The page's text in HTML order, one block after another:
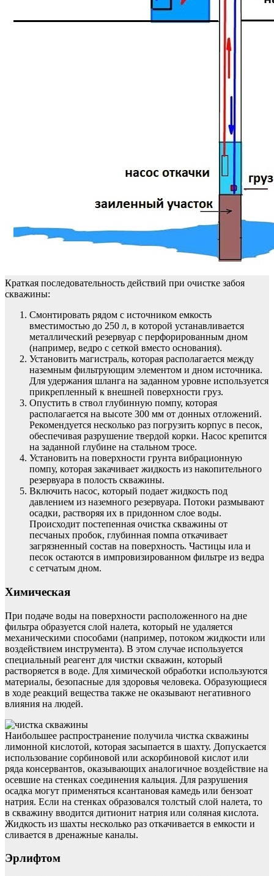
Краткая последовательность действий при очистке забоя
скважины:
Смонтировать рядом с источником емкость
вместимостью до 250 л, в которой устанавливается
металлический резервуар с перфорированным дном
(например, ведро с сеткой вместо основания).
Установить магистраль, которая располагается между
наземным фильтрующим элементом и дном источника.
Для удержания шланга на заданном уровне используется
прикрепленный к внешней поверхности груз.
Опустить в ствол глубинную помпу, которая
располагается на высоте 300 мм от донных отложений.
Рекомендуется несколько раз погрузить корпус в песок,
обеспечивая разрушение твердой корки. Насос крепится
на заданной глубине на стальном тросе.
Установить на поверхности грунта вибрационную
помпу, которая закачивает жидкость из накопительного
резервуара в полость скважины.
Включить насос, который подает жидкость под
давлением из наземного резервуара. Потоки размывают
осадки, растворяя их в придонном слое воды.
Происходит постепенная очистка скважины от
песчаных пробок, глубинная помпа откачивает
загрязненный состав на поверхность. Частицы ила и
песок остаются в импровизированном фильтре из ведра
с сетчатым дном.
Химическая
При подаче воды на поверхности расположенного на дне
фильтра образуется слой налета, который не удаляется
механическими способами (например, потоком жидкости или
воздействием инструмента). В этом случае используется
специальный реагент для чистки скважин, который
растворяется в воде. Для химической обработки используются
материалы, безопасные для здоровья человека. Образующиеся
в ходе реакций вещества также не оказывают негативного
влияния на людей.
Наибольшее распространение получила чистка скважины
лимонной кислотой, которая засыпается в шахту. Допускается
использование сорбиновой или аскорбиновой кислот или
ряда консервантов, оказывающих аналогичное воздействие на
осевшие на стенках соединения кальция. Для разрушения
осадка могут применяться ксантановая камедь или бензоат
натрия. Если на стенках образовался толстый слой налета, то
в скважину вводится дитионит натрия или соляная кислота.
Жидкость из шахты несколько раз откачивается в емкости и
сливается в дренажные каналы.
Эрлифтом